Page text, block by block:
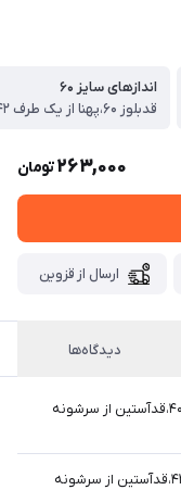
اندازهای سایز ۶۰
263,000تومان
ارسال از قزوین
دیدگاه‌ها
قدبلوز ۵۶،پهنا از یک طرف ۴۰،قدآستین از سرشونه
قدبلوز ۶۰،پهنا از یک طرف ۴۲،قدآستین از سرشونه